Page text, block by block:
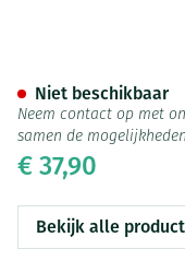
€ 37,90
Niet beschikbaar
Neem contact op met
samen de
Bekijk alle